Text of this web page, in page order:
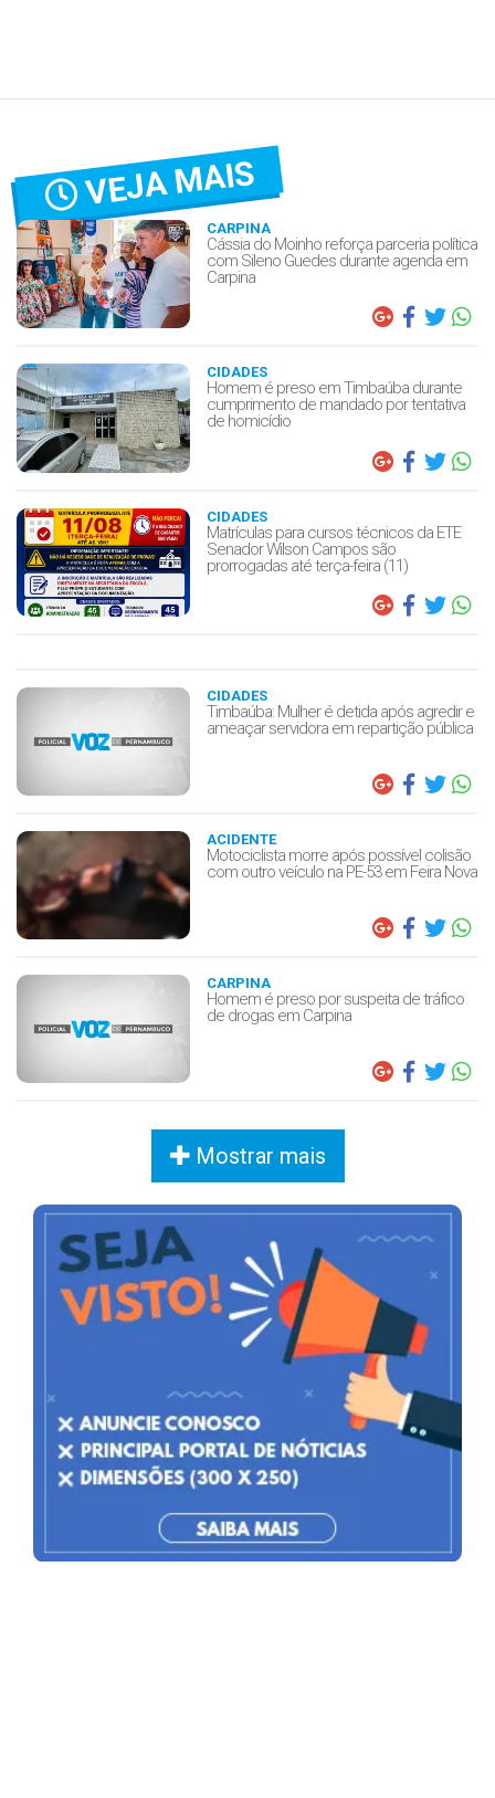
VEJA MAIS
CARPINA
Cássia do Moinho reforça parceria política
com Sileno Guedes durante agenda em
Carpina
CIDADES
Homem é preso em Timbaúba durante
cumprimento de mandado por tentativa
de homicídio
CIDADES
Matrículas para cursos técnicos da ETE
Senador Wilson Campos são
prorrogadas até terça-feira (11)
CIDADES
Timbaúba: Mulher é detida após agredir e
ameaçar servidora em repartição pública
ACIDENTE
Motociclista morre após possível colisão
com outro veículo na PE-53 em Feira Nova
CARPINA
Homem é preso por suspeita de tráfico
de drogas em Carpina
Mostrar mais